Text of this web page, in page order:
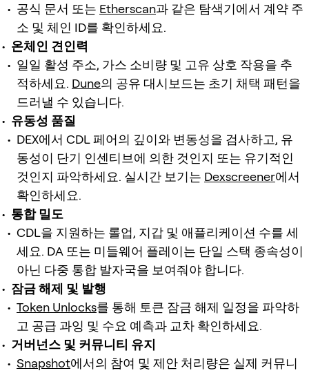
공식 문서 또는 Etherscan과 같은 탐색기에서 계약 주
소 및 체인 ID를 확인하세요.
온체인 견인력
일일 활성 주소, 가스 소비량 및 고유 상호 작용을 추
적하세요. Dune의 공유 대시보드는 초기 채택 패턴을
드러낼 수 있습니다.
유동성 품질
DEX에서 CDL 페어의 깊이와 변동성을 검사하고, 유
동성이 단기 인센티브에 의한 것인지 또는 유기적인
것인지 파악하세요. 실시간 보기는 Dexscreener에서
확인하세요.
통합 밀도
CDL을 지원하는 롤업, 지갑 및 애플리케이션 수를 세
세요. DA 또는 미들웨어 플레이는 단일 스택 종속성이
아닌 다중 통합 발자국을 보여줘야 합니다.
잠금 해제 및 발행
Token Unlocks를 통해 토큰 잠금 해제 일정을 파악하
고 공급 과잉 및 수요 예측과 교차 확인하세요.
거버넌스 및 커뮤니티 유지
Snapshot에서의 참여 및 제안 처리량은 실제 커뮤니